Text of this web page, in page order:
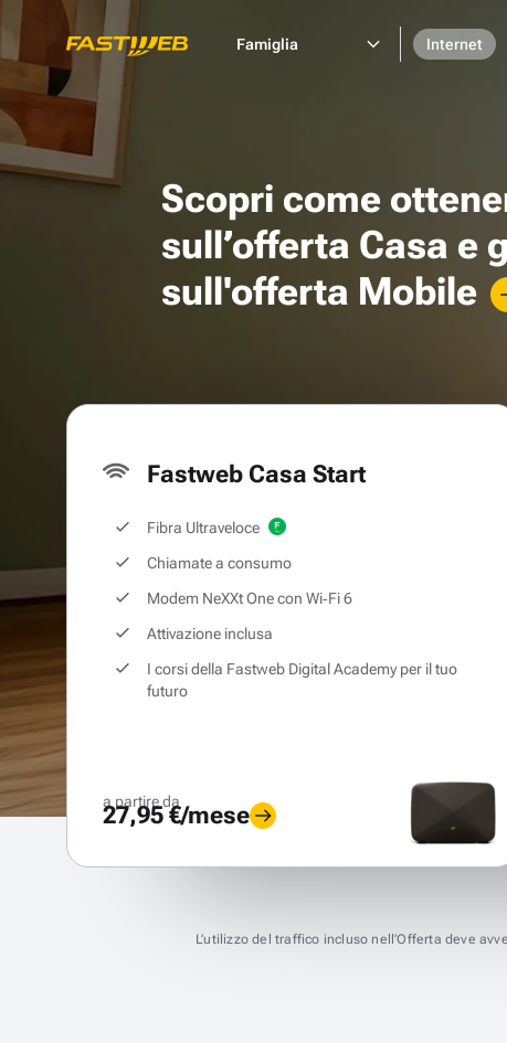
Famiglia Internet
Scopri come
sull’offerta Casa e
sull'offerta Mobile
Fastweb Casa Start
Fibra Ultraveloce
Chiamate a consumo
Modem NeXXt One con Wi‑Fi 6
Attivazione inclusa
I corsi della Fastweb Digital Academy per il tuo
futuro
a partire da
27,95 €/mese
L’utilizzo del traffico incluso nell’Offerta deve